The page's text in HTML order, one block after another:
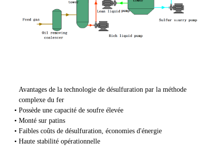
Avantages de la technologie de désulfuration par la méthode
complexe du fer
Possède une capacité de soufre élevée
Monté sur patins
Faibles coûts de désulfuration, économies d'énergie
Haute stabilité opérationnelle